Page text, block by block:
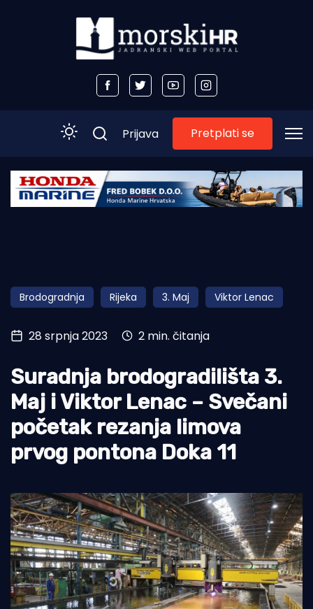
Početna
Obala
Otoci
Turizam i nautika
Pomorstvo
Ribolov
Ekologija
Tradicija i kultura
Prijava Pretplati se
Brodogradnja Rijeka 3. Maj Viktor Lenac
28 srpnja 2023 2 min. čitanja
Suradnja brodogradilišta 3.
Maj i Viktor Lenac – Svečani
početak rezanja limova
prvog pontona Doka 11